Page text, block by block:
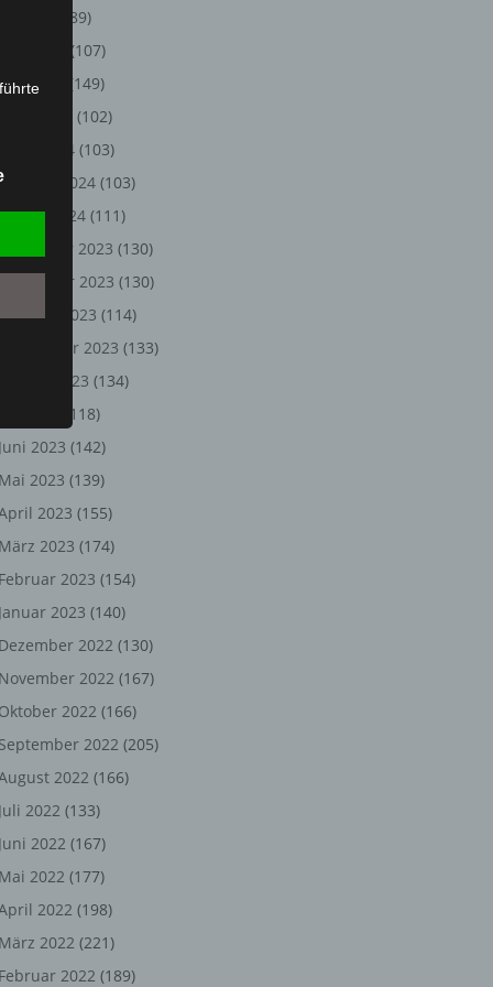
(89)
(107)
Mai 2024
(149)
(102)
März 2024 (103)
2024 (103)
2024 (111)
Dezember 2023 (130)
November 2023 (130)
2023 (114)
September 2023 (133)
August 2023 (134)
(118)
Juni 2023 (142)
Mai 2023 (139)
2023 (155)
März 2023 (174)
Februar 2023 (154)
Januar 2023 (140)
Dezember 2022 (130)
November 2022 (167)
Oktober 2022 (166)
September 2022 (205)
2022 (166)
Juli 2022 (133)
Juni 2022 (167)
Mai 2022 (177)
2022 (198)
März 2022 (221)
Februar 2022 (189)
oder